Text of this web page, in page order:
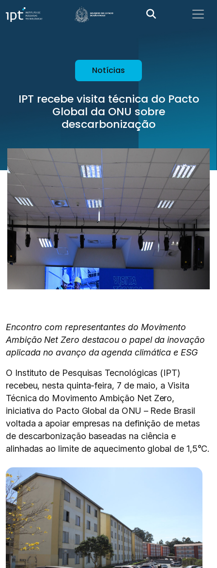
Notícias
IPT recebe visita técnica do Pacto
Global da ONU sobre
descarbonização
Encontro com representantes do Movimento
Ambição Net Zero destacou o papel da inovação
aplicada no avanço da agenda climática e ESG
O Instituto de Pesquisas Tecnológicas (IPT)
recebeu, nesta quinta-feira, 7 de maio, a Visita
Técnica do Movimento Ambição Net Zero,
iniciativa do Pacto Global da ONU – Rede Brasil
voltada a apoiar empresas na definição de metas
de descarbonização baseadas na ciência e
alinhadas ao limite de aquecimento global de 1,5°C.